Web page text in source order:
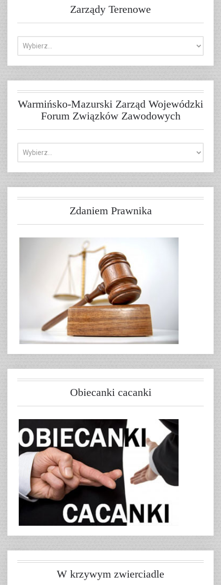
Zarządy Terenowe
Warmińsko-Mazurski Zarząd Wojewódzki
Forum Związków Zawodowych
Zdaniem Prawnika
Obiecanki cacanki
W krzywym zwierciadle